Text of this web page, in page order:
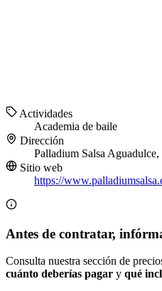
Actividades
Academia de baile
Dirección
Palladium Salsa
Sitio web
https://
Antes de contratar,
Consulta nuestra sección de
cuánto deberías pagar y qué